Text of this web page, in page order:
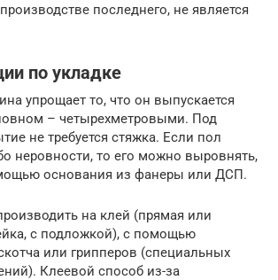
последнего, не является
по укладке
упрощает то, что он выпускается
– четырехметровыми. Под
не требуется стяжка. Если пол
неровности, то его можно выровнять,
основания из фанеры или ДСП.
на клей (прямая или
с подложкой), с помощью
или грипперов (специальных
Клеевой способ из-за